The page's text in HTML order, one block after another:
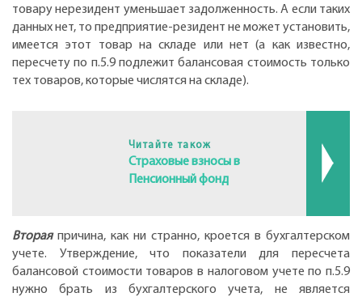
товару нерезидент уменьшает задолженность. А если таких
данных нет, то предприятие-резидент не может установить,
имеется этот товар на складе или нет (а как известно,
пересчету по п.5.9 подлежит балансовая стоимость только
тех товаров, которые числятся на складе).
Читайте також
Страховые взносы в
Пенсионный фонд
Втораяпричина, как ни странно, кроется в бухгалтерском
учете. Утверждение, что показатели для пересчета
балансовой стоимости товаров в налоговом учете по п.5.9
нужно брать из бухгалтерского учета, не является